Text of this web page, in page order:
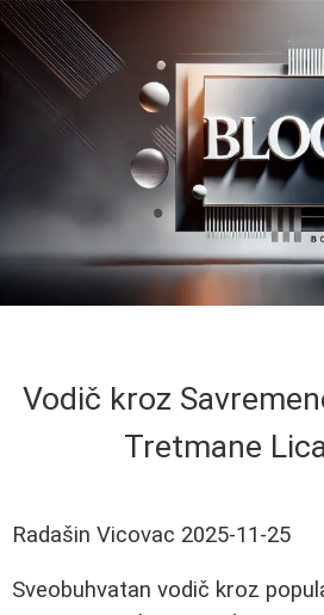
Vodič kroz
Tretmane
Radašin Vicovac 2025-11-25
Sveobuhvatan vodič kroz